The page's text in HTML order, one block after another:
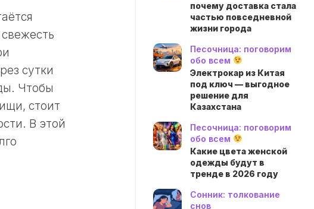
сутки
Чтобы
стоит
В этой
почему доставка стала
частью повседневной
жизни города
Песочница: поговорим
обо всем
Электрокар из Китая
под ключ — выгодное
решение для
Казахстана
Песочница: поговорим
обо всем
Какие цвета женской
одежды будут в
тренде в 2026 году
Сонник: толкование
снов